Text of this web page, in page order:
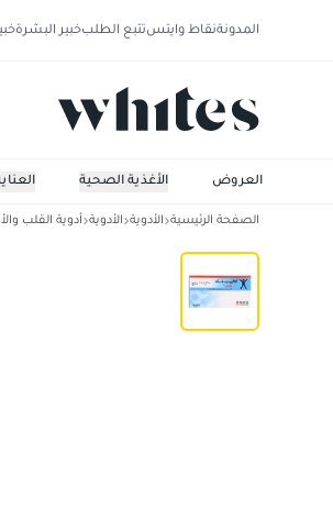
المدونةنقاط وايتستتبع الطلبخبير البشرة
الأغذية الصحية العروض
الصفحة الرئيسية الأدوية الأدوية أدوية القلب